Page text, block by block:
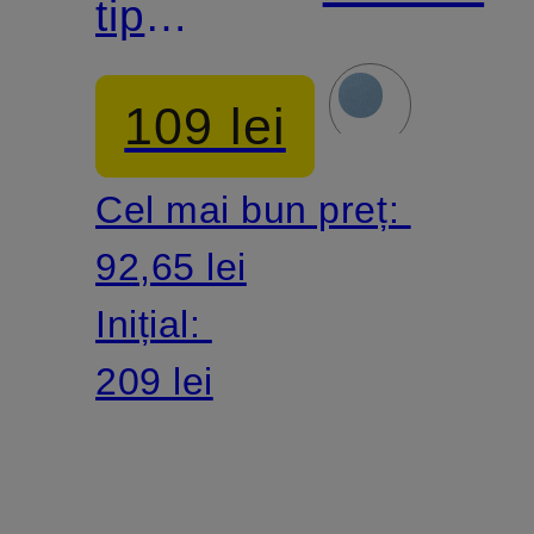
tip
găleată
109 lei
Cel mai bun preț:
92,65 lei
Inițial:
209 lei